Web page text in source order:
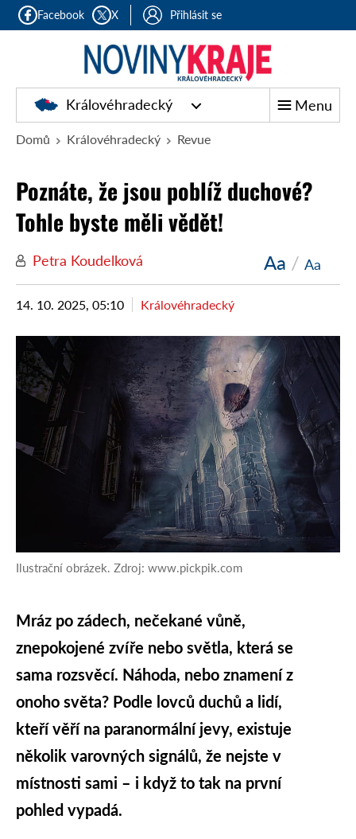
Facebook X Přihlásit se
Královéhradecký Menu
Domů Královéhradecký Revue
Poznáte, že jsou poblíž duchové?
Tohle byste měli vědět!
Petra Koudelková Aa / Aa
14. 10. 2025, 05:10 Královéhradecký
Ilustrační obrázek. Zdroj: www.pickpik.com
Mráz po zádech, nečekané vůně,
znepokojené zvíře nebo světla, která se
sama rozsvěcí. Náhoda, nebo znamení z
onoho světa? Podle lovců duchů a lidí,
kteří věří na paranormální jevy, existuje
několik varovných signálů, že nejste v
místnosti sami – i když to tak na první
pohled vypadá.